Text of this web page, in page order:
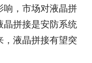
响，市场对液晶拼
拼接是安防系统
液晶拼接有望突